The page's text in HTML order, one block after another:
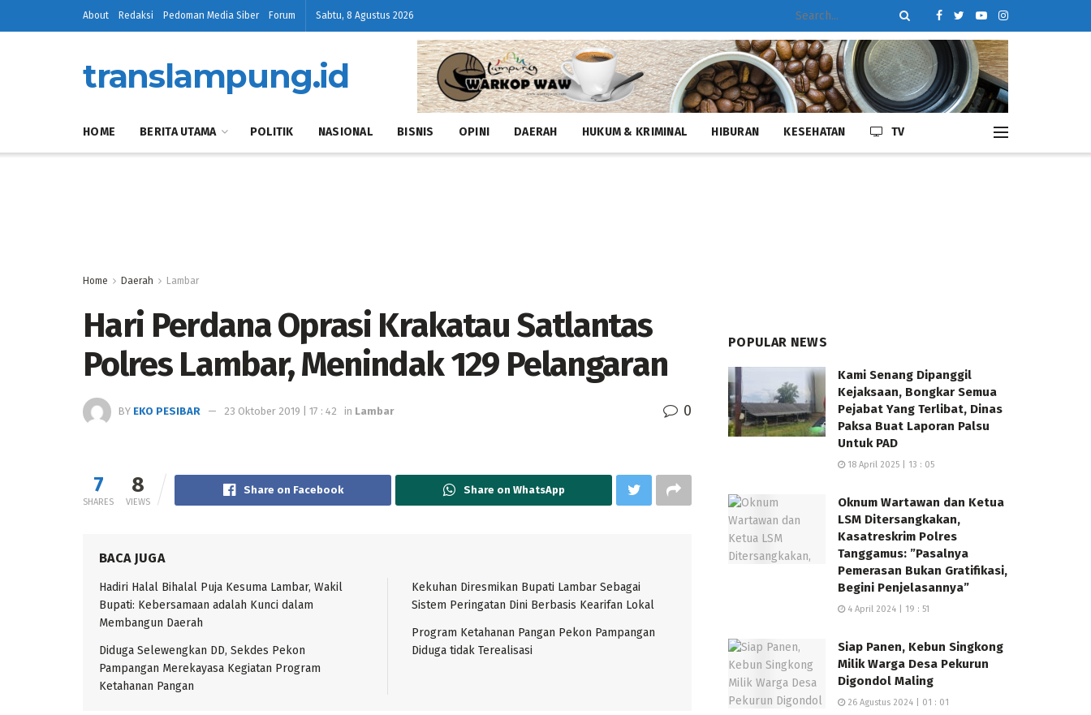
About Redaksi Pedoman Media Siber Forum Sabtu, 8 Agustus 2026
translampung.id
HOME BERITA UTAMA POLITIK NASIONAL BISNIS OPINI DAERAH HUKUM & KRIMINAL HIBURAN KESEHATAN TV
Home Daerah Lambar
Hari Perdana Oprasi Krakatau Satlantas
Polres Lambar, Menindak 129 Pelangaran
BY EKO PESIBAR 23 Oktober 2019 | 17 : 42 in Lambar 0
7
SHARES
8
VIEWS
Share on Facebook Share on WhatsApp
BACA JUGA
Hadiri Halal Bihalal Puja Kesuma Lambar, Wakil
Bupati: Kebersamaan adalah Kunci dalam
Membangun Daerah
Diduga Selewengkan DD, Sekdes Pekon
Pampangan Merekayasa Kegiatan Program
Ketahanan Pangan
Kekuhan Diresmikan Bupati Lambar Sebagai
Sistem Peringatan Dini Berbasis Kearifan Lokal
Program Ketahanan Pangan Pekon Pampangan
Diduga tidak Terealisasi
POPULAR NEWS
Kami Senang Dipanggil
Kejaksaan, Bongkar Semua
Pejabat Yang Terlibat, Dinas
Paksa Buat Laporan Palsu
Untuk PAD
18 April 2025 | 13 : 05
Oknum Wartawan dan Ketua
LSM Ditersangkakan,
Kasatreskrim Polres
Tanggamus: ”Pasalnya
Pemerasan Bukan Gratifikasi,
Begini Penjelasannya”
4 April 2024 | 19 : 51
Siap Panen, Kebun Singkong
Milik Warga Desa Pekurun
Digondol Maling
26 Agustus 2024 | 01 : 01